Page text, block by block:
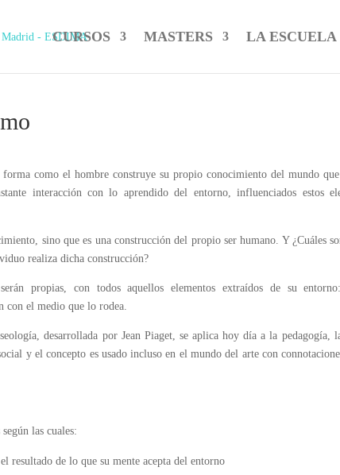
CURSOS MASTERS LA ESCUELA
como el hombre construye su propio conocimiento del mundo
interacción con lo aprendido del entorno, influenciados estos
sino que es una construcción del propio ser humano. Y ¿Cuáles
realiza dicha construcción?
propias, con todos aquellos elementos extraídos de su
con el medio que lo rodea.
desarrollada por Jean Piaget, se aplica hoy día a la pedagogía,
y el concepto es usado incluso en el mundo del arte con
las cuales:
resultado de lo que su mente acepta del entorno